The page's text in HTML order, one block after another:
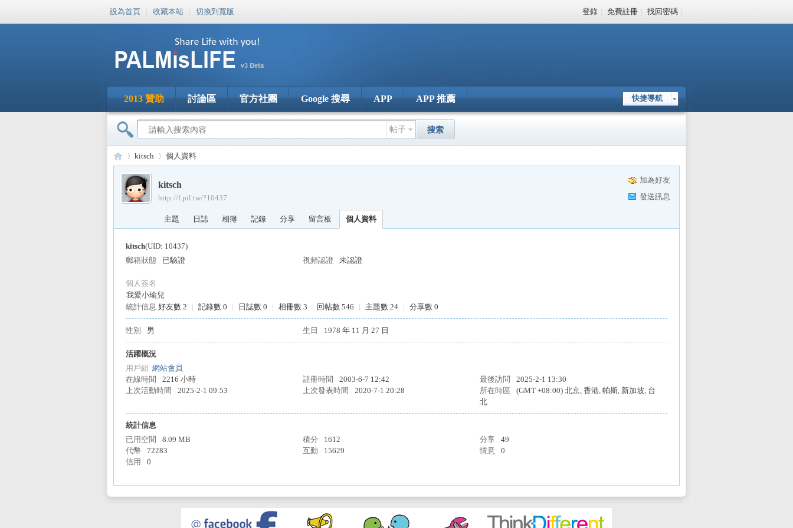
設為首頁 | 收藏本站 | 切換到寬版 登錄 | 免費註冊 | 找回密碼 |
快捷導航
2013 贊助 討論區 官方社團 Google 搜尋 APP APP 推薦
帖子 搜索
PA›
kitsch 個人資料
加為好友
發送訊息
kitsch
http://f.pil.tw/?10437
主題 日誌 相簿 記錄 分享 留言板 個人資料
kitsch(UID: 10437)
郵箱狀態
已驗證 視頻認證 未認證
個人簽名
我愛小瑜兒
統計信息 好友數 2 | 記錄數 0 | 日誌數 0 | 相冊數 3 | 回帖數 546 | 主題數 24 | 分享數 0
性別 男 生日 1978 年 11 月 27 日
活躍概況
用戶組 網站會員
在線時間
2216 小時 註冊時間 2003-6-7 12:42 最後訪問
2025-2-1 13:30
上次活動時間
2025-2-1 09:53 上次發表時間 2020-7-1 20:28 所在時區
(GMT +08:00) 北京, 香港, 帕斯, 新加坡, 台
北
統計信息
已用空間
8.09 MB 積分 1612 分享
49
代幣
72283 互動 15629 情意
0
信用
0